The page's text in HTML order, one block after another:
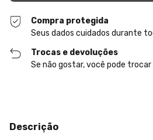
Compra protegida
Seus dados cuidados durante
Trocas e devoluções
Se não gostar, você pode trocar
Descrição